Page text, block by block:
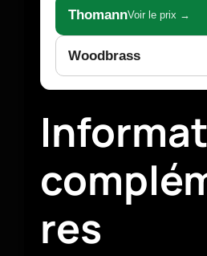
ThomannVoir le prix →
Woodbrass
res